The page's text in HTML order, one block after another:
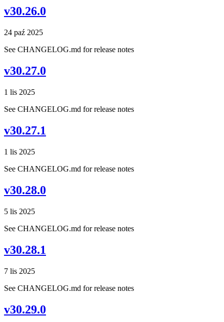
v30.26.0
24 paź 2025
See CHANGELOG.md for release notes
v30.27.0
1 lis 2025
See CHANGELOG.md for release notes
v30.27.1
1 lis 2025
See CHANGELOG.md for release notes
v30.28.0
5 lis 2025
See CHANGELOG.md for release notes
v30.28.1
7 lis 2025
See CHANGELOG.md for release notes
v30.29.0